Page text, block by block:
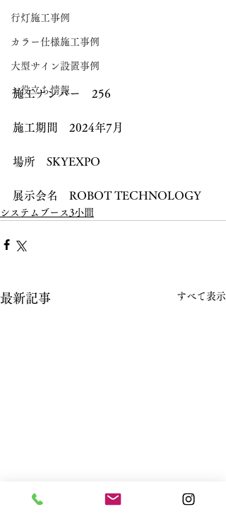
行灯施工事例
カラー仕様施工事例
大型サイン設置事例
お役立ち情報
施工ナンバー　256
施工期間　2024年7月
場所　SKYEXPO
展示会名　ROBOT TECHNOLOGY
システムブース3小間
最新記事 すべて表示